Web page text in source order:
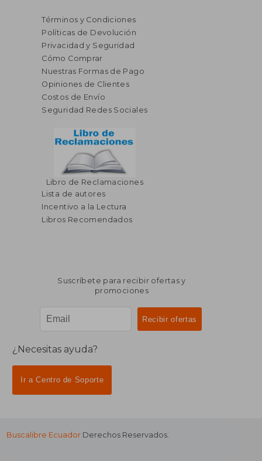
Términos y Condiciones
Políticas de Devolución
Privacidad y Seguridad
Cómo Comprar
Nuestras Formas de Pago
Opiniones de Clientes
Costos de Envío
Seguridad Redes Sociales
Libro de Reclamaciones
Lista de autores
Incentivo a la Lectura
Libros Recomendados
Suscríbete para recibir ofertas y
promociones
¿Necesitas ayuda?
Ir a Centro de Soporte
Buscalibre Ecuador Derechos Reservados.